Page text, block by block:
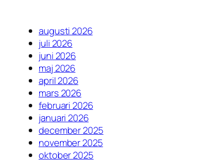
augusti 2026
juli 2026
juni 2026
maj 2026
april 2026
mars 2026
februari 2026
januari 2026
december 2025
november 2025
oktober 2025